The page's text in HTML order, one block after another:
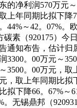
的净利润570万元
上年同期比拟下
44%～42。07%
碳素（920175）
通知布告，估计
3300。00万元～
3500。00万元，
，取上年同期比
拟下降66。67%
。无锡鼎邦（